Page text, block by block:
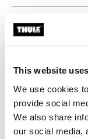
This website
We use cookies
provide social
We also share
our social media,
Все
Toggle
Инструкции